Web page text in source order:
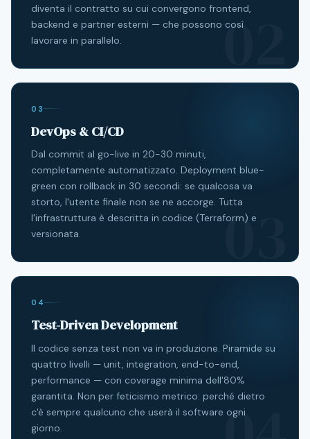
02
diventa il contratto su cui convergono frontend,
backend e partner esterni — che possono così
lavorare in parallelo.
03
03
DevOps & CI/CD
Dal commit al go-live in 20-30 minuti,
completamente automatizzato. Deployment blue-
green con rollback in 30 secondi: se qualcosa va
storto, l'utente finale non se ne accorge. Tutta
l'infrastruttura è descritta in codice (Terraform) e
versionata.
04
Test-Driven Development
Il codice senza test non va in produzione. Piramide su
quattro livelli — unit, integration, end-to-end,
performance — con coverage minima dell'80%
garantita. Non per feticismo metrico: perché dietro
c'è sempre qualcuno che userà il software ogni
giorno.